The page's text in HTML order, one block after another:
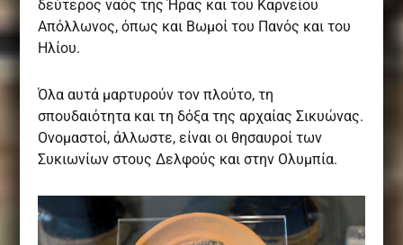
δεύτερος ναός της Ήρας και του Καρνείου
Απόλλωνος, όπως και Βωμοί του Πανός και του
Ηλίου.
Όλα αυτά µαρτυρούν τον πλούτο, τη
σπουδαιότητα και τη δόξα της αρχαίας Σικυώνας.
Ονομαστοί, άλλωστε, είναι οι θησαυροί των
Συκιωνίων στους Δελφούς και στην Ολυμπία.